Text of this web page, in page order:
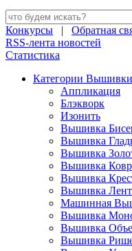
Конкурсы | Обратная
RSS-лента новостей
Статистика
Категории Вышивки
Аппликация
Блэкворк
Изонить
Вышивка
Вышивка
Вышивка
Вышивка
Вышивка
Вышивка
Машинная
Вышивка
Вышивка
Вышивка